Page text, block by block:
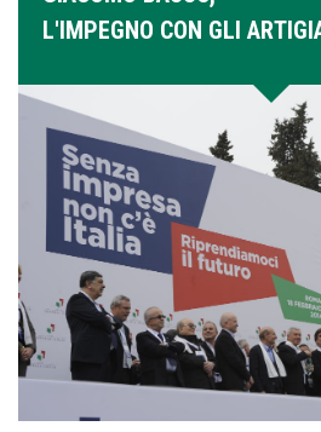
L'IMPEGNO CON GLI